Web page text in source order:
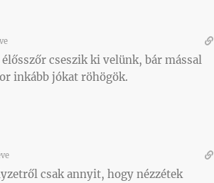
élősszőr cseszik ki velünk, bár mással
inkább jókat röhögök.
csak annyit, hogy nézzétek